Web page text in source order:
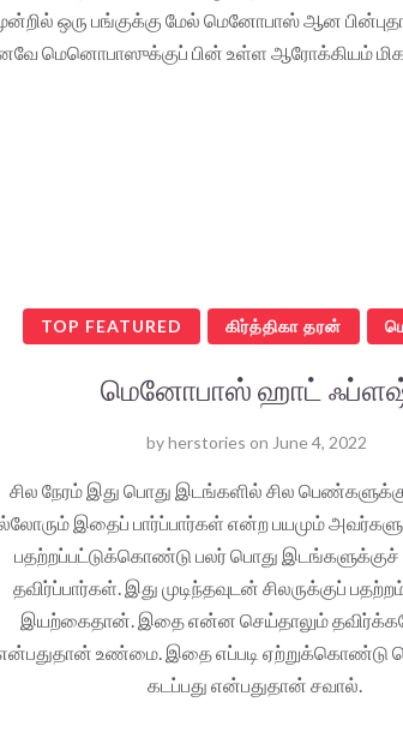
ஒரு பங்குக்கு மேல் மெனோபாஸ் ஆன
மெனொபாஸுக்குப் பின் உள்ள ஆரோக்கியம் மிக
TOP FEATURED கிர்த்திகா தரன்
மெனோபாஸ் ஹாட்
byherstories on June 4, 2022
சில நேரம் இது பொது இடங்களில் சில பெண்களுக்கு
இதைப் பார்ப்பார்கள் என்ற பயமும்
பதற்றப்பட்டுக்கொண்டு பலர் பொது
தவிர்ப்பார்கள். இது முடிந்தவுடன் சிலருக்குப்
இயற்கைதான். இதை என்ன செய்தாலும் தவிர்க்கவே
உண்மை. இதை எப்படி
கடப்பது என்பதுதான் சவால்.